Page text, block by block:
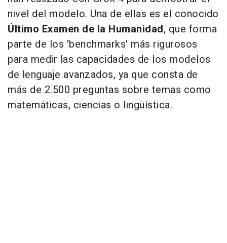
nivel del modelo. Una de ellas es el conocido
Último Examen de la Humanidad, que forma
parte de los 'benchmarks' más rigurosos
para medir las capacidades de los modelos
de lenguaje avanzados, ya que consta de
más de 2.500 preguntas sobre temas como
matemáticas, ciencias o lingüística.